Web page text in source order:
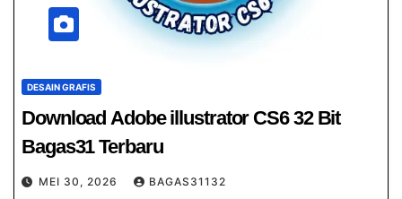
DESAIN GRAFIS
Download Adobe illustrator CS6 32 Bit
Bagas31​ Terbaru
MEI 30, 2026 BAGAS31132